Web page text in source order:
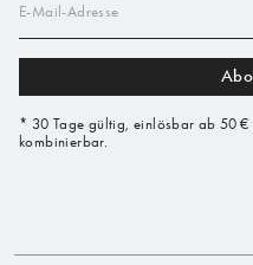
E-Mail-Adresse
* 30 Tage gültig, einlösbar ab 50 €
kombinierbar.